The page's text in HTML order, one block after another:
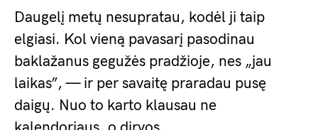
Daugelį metų nesupratau, kodėl ji taip
elgiasi. Kol vieną pavasarį pasodinau
baklažanus gegužės pradžioje, nes „jau
laikas”, — ir per savaitę praradau pusę
daigų. Nuo to karto klausau ne